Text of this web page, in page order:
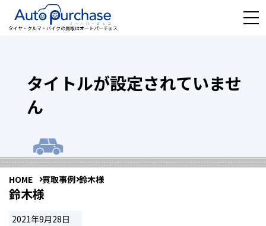
タイヤ・クルマ・バイクの買取はオートパーチェス
タイトルが設定されていませ
ん
HOME 買取事例 鈴木様
鈴木様
2021年9月28日